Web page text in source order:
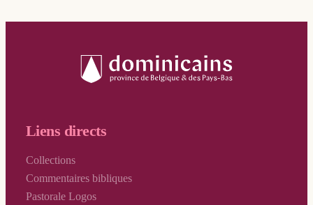
Schaub-Thomas Anne
Schmitt Eric-Emmanuel
Servais Olivier
Terlinden Luc
Thiran Olivier
Liens directs
Collections
Commentaires bibliques
Pastorale Logos